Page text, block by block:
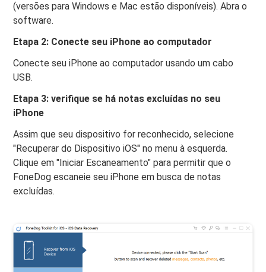
(versões para Windows e Mac estão disponíveis). Abra o
software.
Etapa 2: Conecte seu iPhone ao computador
Conecte seu iPhone ao computador usando um cabo
USB.
Etapa 3: verifique se há notas excluídas no seu
iPhone
Assim que seu dispositivo for reconhecido, selecione
"Recuperar do Dispositivo iOS" no menu à esquerda.
Clique em "Iniciar Escaneamento" para permitir que o
FoneDog escaneie seu iPhone em busca de notas
excluídas.